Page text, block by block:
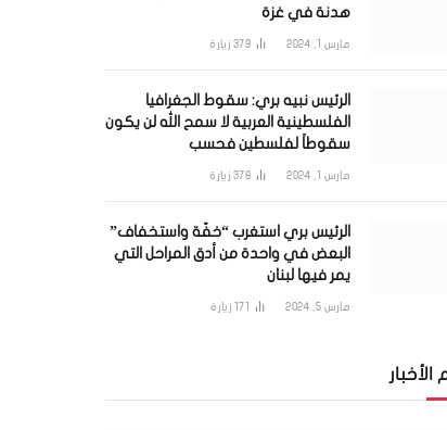
هدنة في غزة
مارس 1, 2024 379 زيارة
الرئيس نبيه بري: سقوط الجغرافيا
الفلسطينية العربية لا سمح الله لن يكون
سقوطاً لفلسطين فحسب
مارس 1, 2024 378 زيارة
الرئيس بري استغرب “خفّة واستخفاف”
البعض في واحدة من أدق المراحل التي
يمر فيها لبنان
مارس 5, 2024 171 زيارة
الأخبار